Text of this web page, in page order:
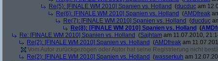
Re(5): [FINALE WM 2010] Spanien vs. Holland (ducduc am
Re(6): [FINALE WM 2010] Spanien vs. Holland (AMDfreak
Re(7): [FINALE WM 2010] Spanien vs. Holland (ducduc
Re(8): [FINALE WM 2010] Spanien vs. Holland (
Re: [FINALE WM 2010] Spanien vs. Holland (Sajhtam am 11.07.2010,
Re(2): [FINALE WM 2010] Spanien vs. Holland (AMDfreak am
Vom Autor zurückgezogen oder Autor hat seine Registrierung nicht
Re(2): [FINALE WM 2010] Spanien vs. Holland (wasserkuh am